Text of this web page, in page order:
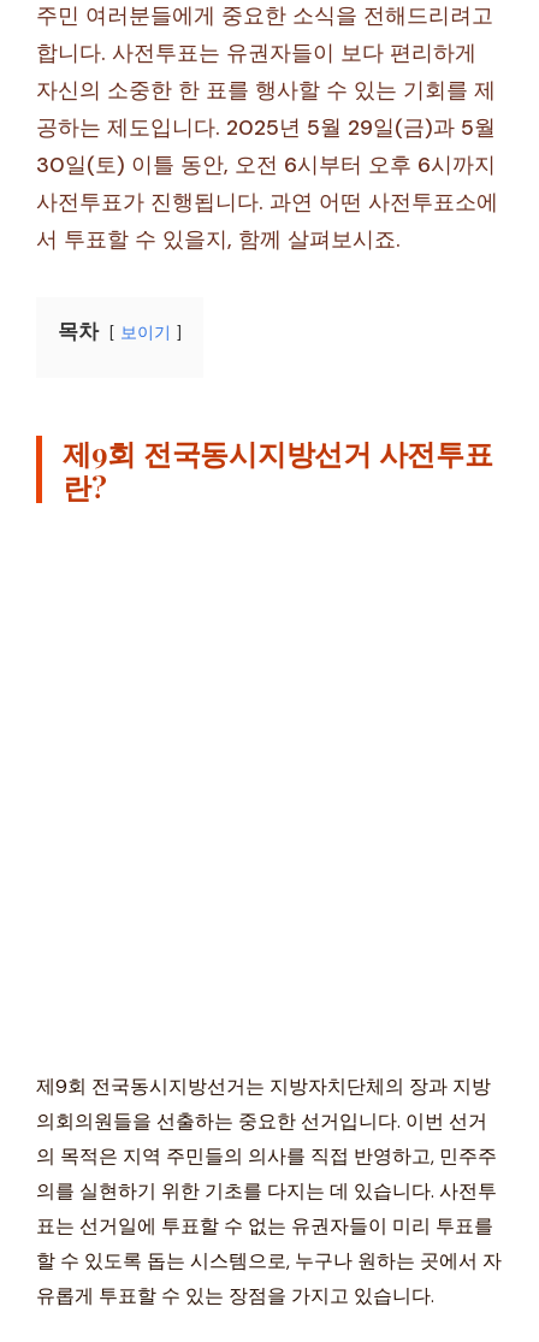
주민 여러분들에게 중요한 소식을 전해드리려고
합니다. 사전투표는 유권자들이 보다 편리하게
자신의 소중한 한 표를 행사할 수 있는 기회를 제
공하는 제도입니다. 2025년 5월 29일(금)과 5월
30일(토) 이틀 동안, 오전 6시부터 오후 6시까지
사전투표가 진행됩니다. 과연 어떤 사전투표소에
서 투표할 수 있을지, 함께 살펴보시죠.
목차 보이기
제9회 전국동시지방선거 사전투표
란?
제9회 전국동시지방선거는 지방자치단체의 장과 지방
의회의원들을 선출하는 중요한 선거입니다. 이번 선거
의 목적은 지역 주민들의 의사를 직접 반영하고, 민주주
의를 실현하기 위한 기초를 다지는 데 있습니다. 사전투
표는 선거일에 투표할 수 없는 유권자들이 미리 투표를
할 수 있도록 돕는 시스템으로, 누구나 원하는 곳에서 자
유롭게 투표할 수 있는 장점을 가지고 있습니다.